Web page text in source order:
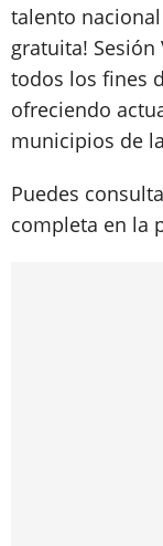
talento
gratuita!
todos los fines
ofreciendo
municipios de
Puedes
completa en la